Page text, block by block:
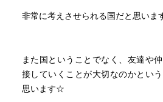
非常に考えさせられる国だと思いま
また国ということでなく、友達や
接していくことが大切なのかとい
思います☆